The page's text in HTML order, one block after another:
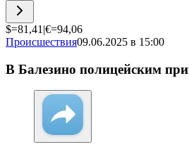
$=81,41 |€=94,06
Происшествия09.06.2025 в 15:00
В Балезино полицейским